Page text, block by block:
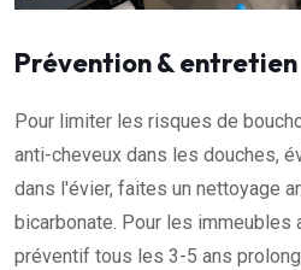
Prévention & entretien
Pour limiter les risques de
anti-cheveux dans les douches,
dans l'évier, faites un nettoyage
bicarbonate. Pour les immeubles
préventif tous les 3-5 ans